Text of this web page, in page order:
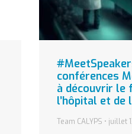
conférences
à découvrir le
l’hôpital et de
Team CALYPS juillet